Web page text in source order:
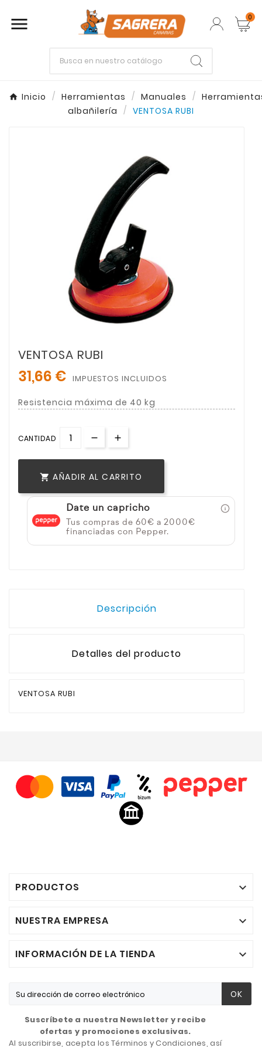
 0
Inicio Herramientas Manuales
albañilería
VENTOSA RUBI
VENTOSA RUBI
31,66 € IMPUESTOS INCLUIDOS
Resistencia máxima de 40 kg
CANTIDAD
 AÑADIR AL CARRITO
Date un capricho
Tus compras de 60€ a 2000€
financiadas con Pepper.
Descripción
Detalles del producto
VENTOSA RUBI
PRODUCTOS 
NUESTRA EMPRESA 
INFORMACIÓN DE LA TIENDA 
OK
Suscríbete a nuestra Newsletter y recibe
ofertas y promociones exclusivas.
Al suscribirse, acepta los Términos y Condiciones, así